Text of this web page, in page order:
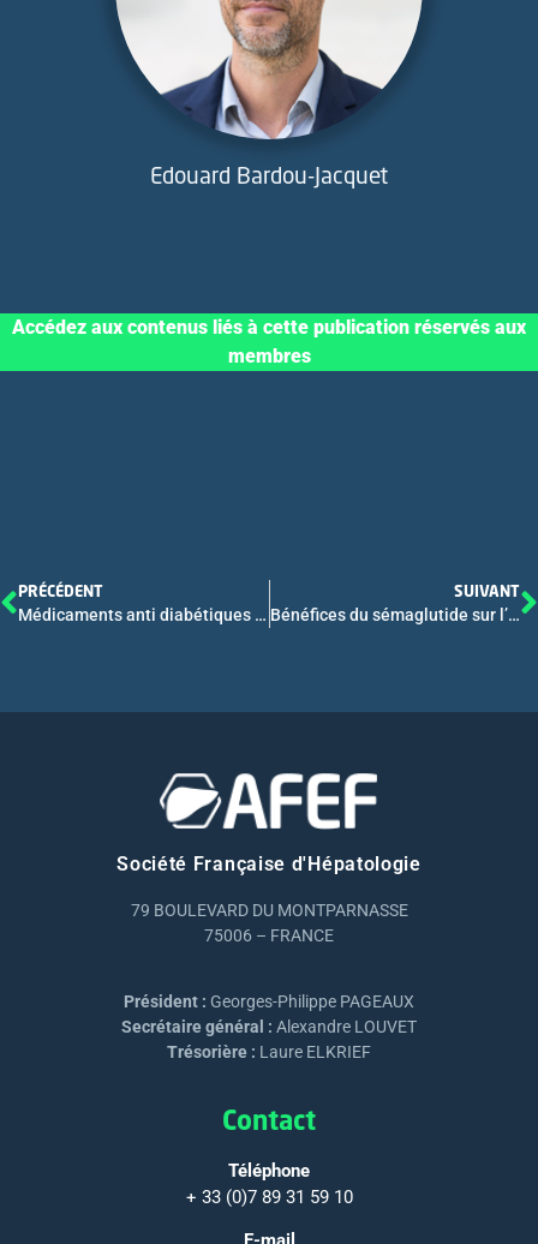
Edouard Bardou-Jacquet
Accédez aux contenus liés à cette publication réservés aux
membres
PRÉCÉDENT
Médicaments anti diabétiques et cirrhose – FMC
SUIVANT
Bénéfices du sémaglutide sur l’histologie et les tests non invasifs, indépendamment du poids, chez les patients atteints d’une stéatohépatite métabolique définie par biopsie : analyse post hoc de l’essai ESSENCE, partie 1
Société Française d'Hépatologie
79 BOULEVARD DU MONTPARNASSE
75006 – FRANCE
Président : Georges-Philippe PAGEAUX
Secrétaire général : Alexandre LOUVET
Trésorière : Laure ELKRIEF
Contact
Téléphone
+ 33 (0)7 89 31 59 10